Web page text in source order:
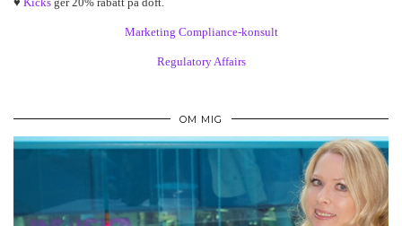
Marketing Compliance-konsult
Regulatory Affairs
OM MIG